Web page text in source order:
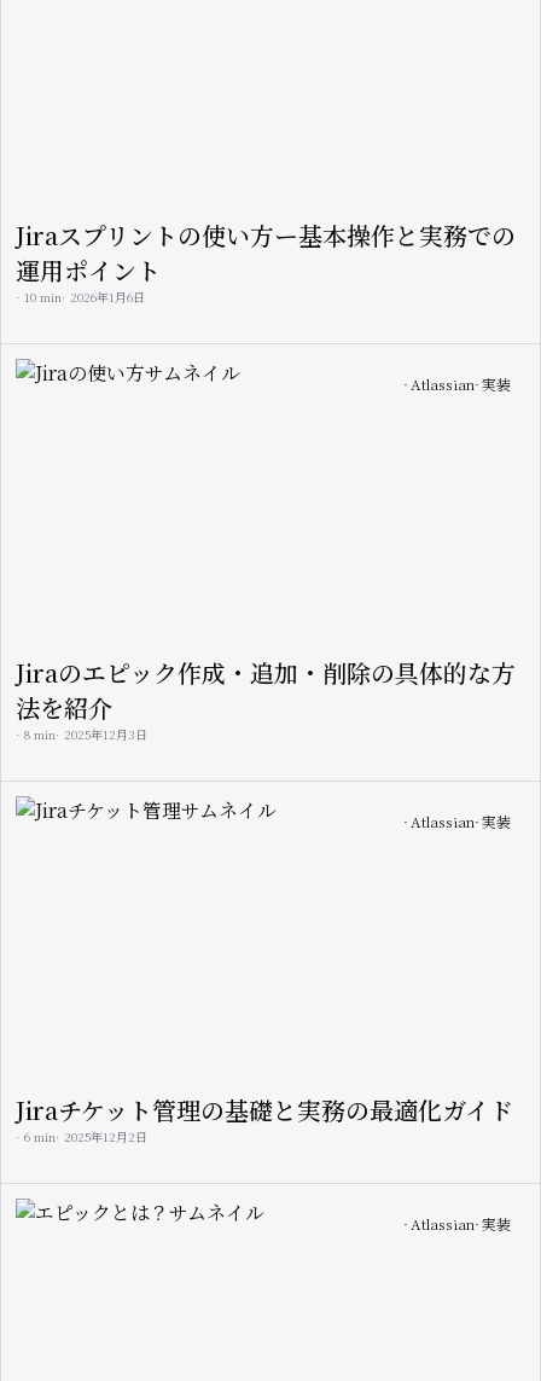
Jiraスプリントの使い方ー基本操作と実務での
運用ポイント
10 min 2026年1月6日
Image Atlassian 実装
Jiraのエピック作成・追加・削除の具体的な方
法を紹介
8 min 2025年12月3日
Image Atlassian 実装
Jiraチケット管理の基礎と実務の最適化ガイド
6 min 2025年12月2日
Image Atlassian 実装